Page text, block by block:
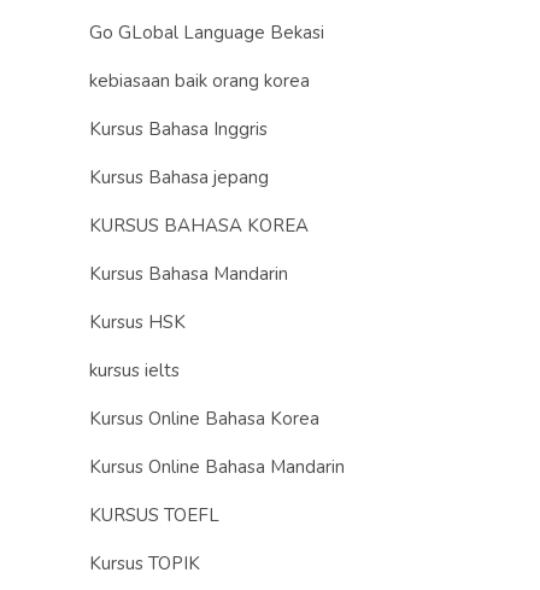
Go GLobal Language Bekasi
kebiasaan baik orang korea
Kursus Bahasa Inggris
Kursus Bahasa jepang
KURSUS BAHASA KOREA
Kursus Bahasa Mandarin
Kursus HSK
kursus ielts
Kursus Online Bahasa Korea
Kursus Online Bahasa Mandarin
KURSUS TOEFL
Kursus TOPIK